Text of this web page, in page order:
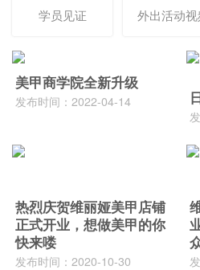
学员见证 外出活动视
美甲商学院全新升级
发布时间：2022-04-14
热烈庆贺维丽娅美甲店铺
正式开业，想做美甲的你
快来喽
发布时间：2020-10-30